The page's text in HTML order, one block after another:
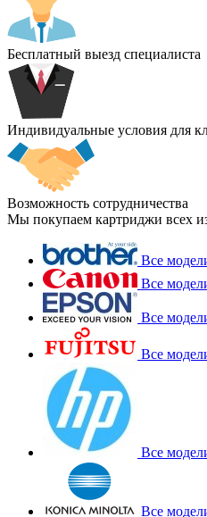
Бесплатный выезд специалиста
Индивидуальные условия для
Возможность сотрудничества
Мы покупаем картриджи всех
Все
Все
Все
Все
Все
Все